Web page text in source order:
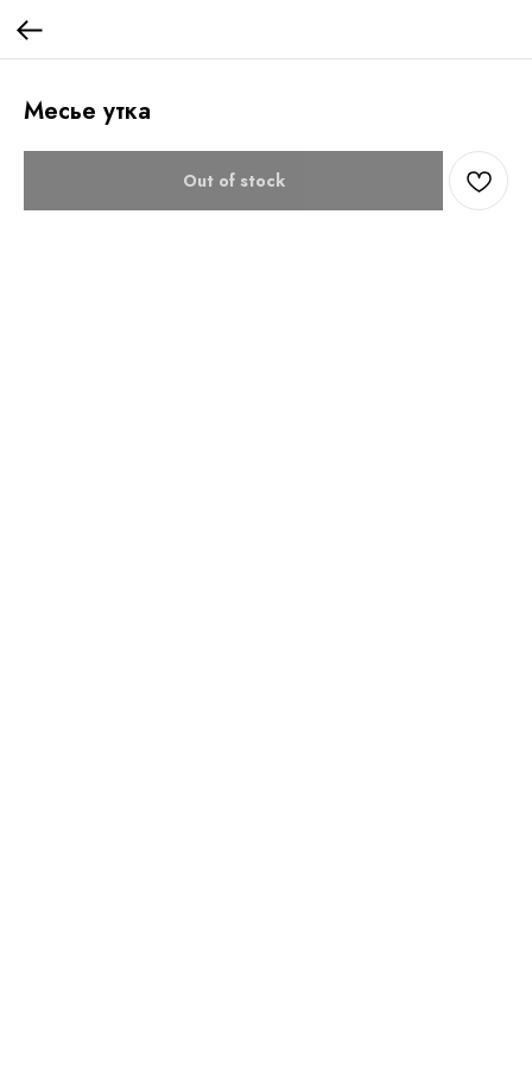
Месье утка
Out of stock